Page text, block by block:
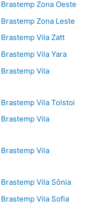
Zona Oeste
Zona Leste
Vila Zatt
Vila Yara
Vila
Vila Tolstoi
Vila
Vila
Vila Sônia
Vila Sofia